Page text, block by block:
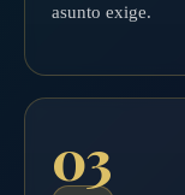
asunto exige.
03